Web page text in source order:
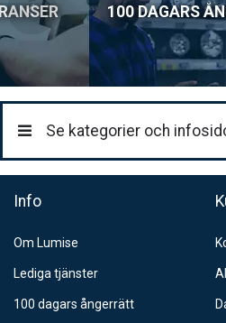
100 DAGARS
Se kategorier och
Info
Om Lumise
Lediga tjänster
100 dagars ångerrätt